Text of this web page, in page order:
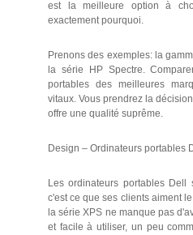
est la meilleure option à
exactement pourquoi.
Prenons des exemples: la
la série HP Spectre.
portables des meilleures
vitaux. Vous prendrez la
offre une qualité suprême.
Design – Ordinateurs portables
Les ordinateurs portables
c'est ce que ses clients aiment
la série XPS ne manque pas
et facile à utiliser, un peu